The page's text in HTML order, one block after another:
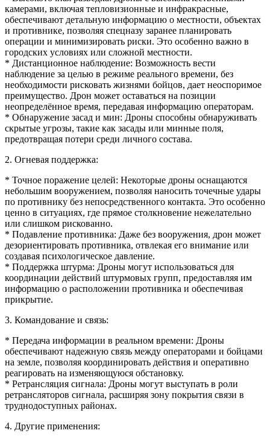
камерами, включая тепловизионные и инфракрасные,
обеспечивают детальную информацию о местности, объектах
и противнике, позволяя спецназу заранее планировать
операции и минимизировать риски. Это особенно важно в
городских условиях или сложной местности.
* Дистанционное наблюдение: Возможность вести
наблюдение за целью в режиме реального времени, без
необходимости рисковать жизнями бойцов, дает неоспоримое
преимущество. Дрон может оставаться на позиции
неопределённое время, передавая информацию операторам.
* Обнаружение засад и мин: Дроны способны обнаруживать
скрытые угрозы, такие как засады или минные поля,
предотвращая потери среди личного состава.
2. Огневая поддержка:
* Точное поражение целей: Некоторые дроны оснащаются
небольшим вооружением, позволяя наносить точечные удары
по противнику без непосредственного контакта. Это особенно
ценно в ситуациях, где прямое столкновение нежелательно
или слишком рискованно.
* Подавление противника: Даже без вооружения, дрон может
дезориентировать противника, отвлекая его внимание или
создавая психологическое давление.
* Поддержка штурма: Дроны могут использоваться для
координации действий штурмовых групп, предоставляя им
информацию о расположении противника и обеспечивая
прикрытие.
3. Командование и связь:
* Передача информации в реальном времени: Дроны
обеспечивают надежную связь между операторами и бойцами
на земле, позволяя координировать действия и оперативно
реагировать на изменяющуюся обстановку.
* Ретрансляция сигнала: Дроны могут выступать в роли
ретрансляторов сигнала, расширяя зону покрытия связи в
труднодоступных районах.
4. Другие применения: